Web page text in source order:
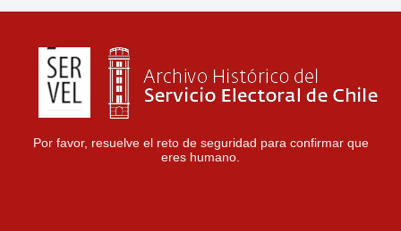
Por favor, resuelve el reto de seguridad para confirmar que
eres humano.